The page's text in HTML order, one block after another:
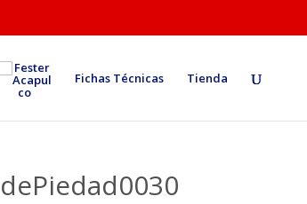
Fichas Técnicas Tienda